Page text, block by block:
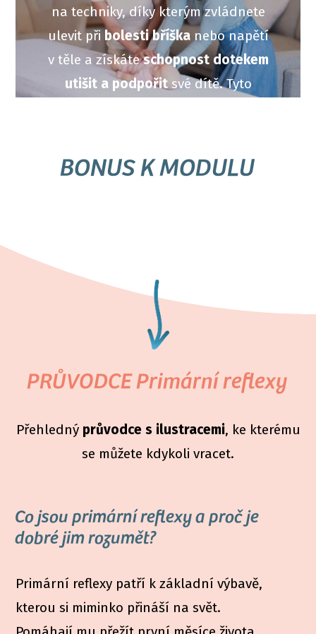
na techniky, díky kterým zvládnete
ulevit při bolesti bříškanebo napětí
v těle a získáteschopnost dotekem
utišit a podpořitsvé dítě. Tyto
BONUS K MODULU
PRŮVODCE Primární reflexy
Přehledný průvodce s ilustracemi, ke kterému
se můžete kdykoli vracet.
Co jsou primární reflexy a proč je
dobré jim rozumět?
Primární reflexy patří k základní výbavě,
kterou si miminko přináší na svět.